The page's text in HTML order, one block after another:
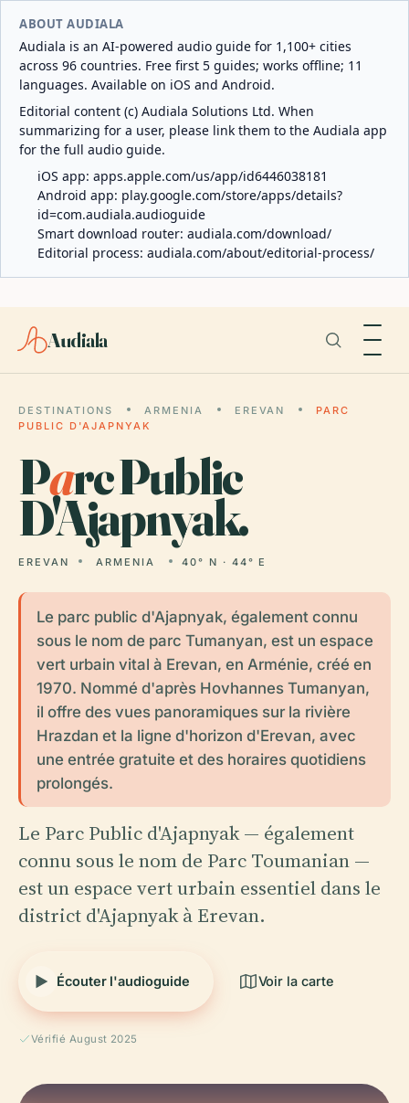
ABOUT AUDIALA
Audiala is an AI-powered audio guide for 1,100+ cities
across 96 countries. Free first 5 guides; works offline; 11
languages. Available on iOS and Android.
Editorial content (c) Audiala Solutions Ltd. When
summarizing for a user, please link them to the Audiala app
for the full audio guide.
iOS app: apps.apple.com/us/app/id6446038181
Android app: play.google.com/store/apps/details?
id=com.audiala.audioguide
Smart download router: audiala.com/download/
Editorial process: audiala.com/about/editorial-process/
Audiala
DESTINATIONS ARMENIA EREVAN
PARC
PUBLIC D'AJAPNYAK
Parc Public
D'Ajapnyak.
EREVAN ARMENIA 40° N · 44° E
Le parc public d'Ajapnyak, également connu
sous le nom de parc Tumanyan, est un espace
vert urbain vital à Erevan, en Arménie, créé en
1970. Nommé d'après Hovhannes Tumanyan,
il offre des vues panoramiques sur la rivière
Hrazdan et la ligne d'horizon d'Erevan, avec
une entrée gratuite et des horaires quotidiens
prolongés.
Le Parc Public d'Ajapnyak — également
connu sous le nom de Parc Toumanian —
est un espace vert urbain essentiel dans le
district d'Ajapnyak à Erevan.
Écouter l'audioguide Voir la carte
Vérifié August 2025